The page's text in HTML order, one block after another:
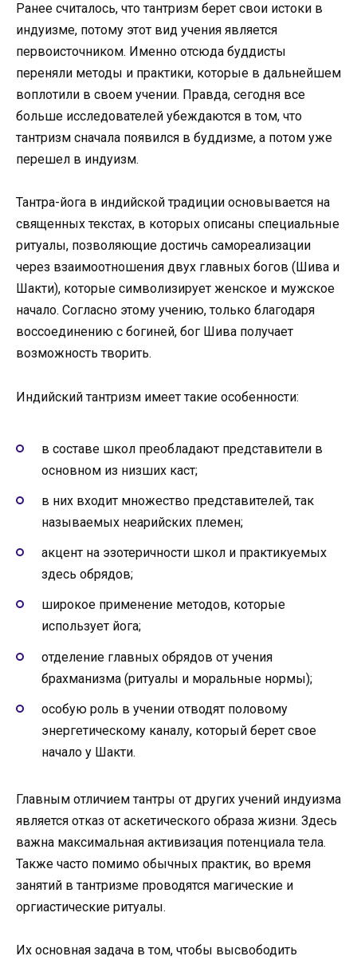
Ранее считалось, что тантризм берет свои истоки в
индуизме, потому этот вид учения является
первоисточником. Именно отсюда буддисты
переняли методы и практики, которые в дальнейшем
воплотили в своем учении. Правда, сегодня все
больше исследователей убеждаются в том, что
тантризм сначала появился в буддизме, а потом уже
перешел в индуизм.
Тантра-йога в индийской традиции основывается на
священных текстах, в которых описаны специальные
ритуалы, позволяющие достичь самореализации
через взаимоотношения двух главных богов (Шива и
Шакти), которые символизирует женское и мужское
начало. Согласно этому учению, только благодаря
воссоединению с богиней, бог Шива получает
возможность творить.
Индийский тантризм имеет такие особенности:
в составе школ преобладают представители в
основном из низших каст;
в них входит множество представителей, так
называемых неарийских племен;
акцент на эзотеричности школ и практикуемых
здесь обрядов;
широкое применение методов, которые
использует йога;
отделение главных обрядов от учения
брахманизма (ритуалы и моральные нормы);
особую роль в учении отводят половому
энергетическому каналу, который берет свое
начало у Шакти.
Главным отличием тантры от других учений индуизма
является отказ от аскетического образа жизни. Здесь
важна максимальная активизация потенциала тела.
Также часто помимо обычных практик, во время
занятий в тантризме проводятся магические и
оргиастические ритуалы.
Их основная задача в том, чтобы высвободить